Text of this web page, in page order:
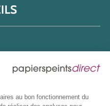
au bon fonctionnement du